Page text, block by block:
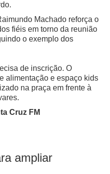
Machado reforça o
fiéis em torno da reunião
o exemplo dos
de inscrição. O
alimentação e espaço kids
na praça em frente à
Cruz FM
ampliar